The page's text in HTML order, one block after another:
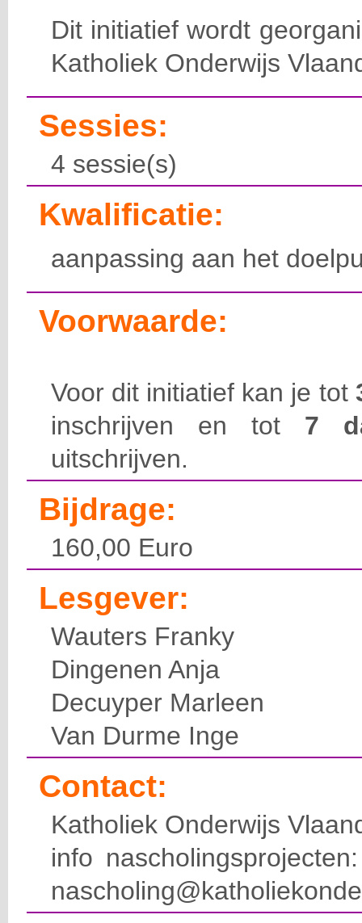
Dit initiatief wordt
Katholiek Onderwijs
Sessies:
4 sessie(s)
Kwalificatie:
aanpassing aan het
Voorwaarde:
Voor dit initiatief kan je tot
inschrijven en tot 7
uitschrijven.
Bijdrage:
160,00 Euro
Lesgever:
Wauters Franky
Dingenen Anja
Decuyper Marleen
Van Durme Inge
Contact:
Katholiek Onderwijs
info